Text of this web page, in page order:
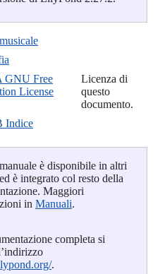
GNU Free
License
Licenza di
questo
documento.
Indice
è disponibile in altri
è integrato col resto della
Maggiori
in Manuali.
completa si
.